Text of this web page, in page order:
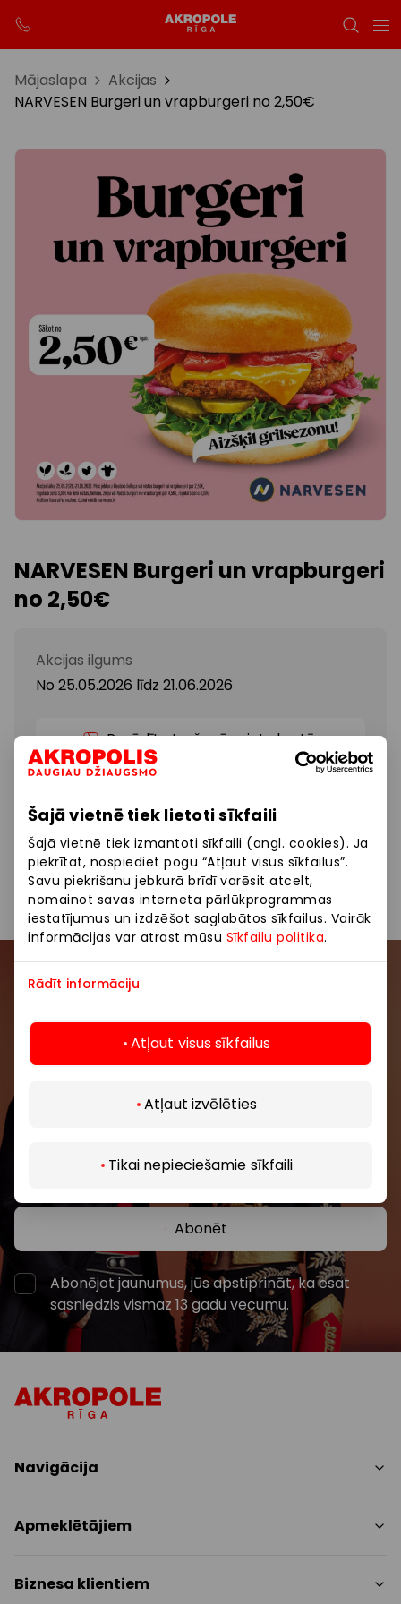
Šajā vietnē tiek lietoti sīkfaili
Šajā vietnē tiek izmantoti sīkfaili (angl. cookies). Ja
piekrītat, nospiediet pogu “Atļaut visus sīkfailus”.
Savu piekrišanu jebkurā brīdī varēsit atcelt,
nomainot savas interneta pārlūkprogrammas
iestatījumus un izdzēšot saglabātos sīkfailus. Vairāk
informācijas var atrast mūsu Sīkfailu politika.
Rādīt informāciju
Atļaut visus sīkfailus
Atļaut izvēlēties
Tikai nepieciešamie sīkfaili
Mājaslapa
Akcijas
NARVESEN Burgeri un vrapburgeri no 2,50€
NARVESEN Burgeri un vrapburgeri
no 2,50€
Akcijas ilgums
No 25.05.2026 līdz 21.06.2026
Parādīt atrašanās vietu kartē
Pērc jebkuru klasisko liellopa vai vistas burgeru vai
vrapburgeru par 2,50€ (regulārā cena 3,00€), vai
lielo vistas, liellopa, zirņu vai Načos burgeru par
4,50€ (regulārā cena 4,90€).
Pievienojieties mūsu kopienai
Uzzini pirmais par labākajiem piedāvājumiem,
pasākumiem un jaunāko informāciju iepirkšanās un
izklaides centros “AKROPOLE Alfa” un “AKROPOLE
Rīga”.
Abonēt
Abonējot jaunumus, jūs apstiprināt, ka esat
sasniedzis vismaz 13 gadu vecumu.
Navigācija
Pakalpojumi
Restorāni
Apmeklētājiem
Dzīvniekiem draudzīgs
Biznesa klientiem